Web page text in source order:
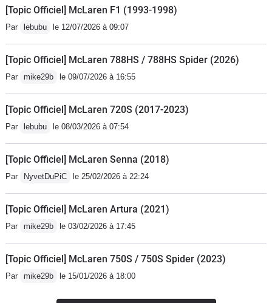
[Topic Officiel] McLaren F1 (1993-1998)
Par lebubu le 12/07/2026 à 09:07
[Topic Officiel] McLaren 788HS / 788HS Spider (2026)
Par mike29b le 09/07/2026 à 16:55
[Topic Officiel] McLaren 720S (2017-2023)
Par lebubu le 08/03/2026 à 07:54
[Topic Officiel] McLaren Senna (2018)
Par NyvetDuPiC le 25/02/2026 à 22:24
[Topic Officiel] McLaren Artura (2021)
Par mike29b le 03/02/2026 à 17:45
[Topic Officiel] McLaren 750S / 750S Spider (2023)
Par mike29b le 15/01/2026 à 18:00